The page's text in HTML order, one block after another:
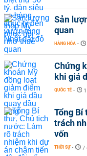
Sản
quan
HÀNG HÓA -
Chứng
khi giá
QUỐC TẾ -
Tổng Bí
trách
vốn
THỜI SỰ - 7